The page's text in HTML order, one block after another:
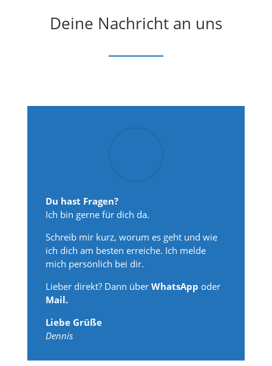
Deine Nachricht an uns
Du hast Fragen?
Ich bin gerne für dich da.
Schreib mir kurz, worum es geht und wie
ich dich am besten erreiche. Ich melde
mich persönlich bei dir.
Lieber direkt? Dann überWhatsApp oder
Mail.
Liebe Grüße
Dennis